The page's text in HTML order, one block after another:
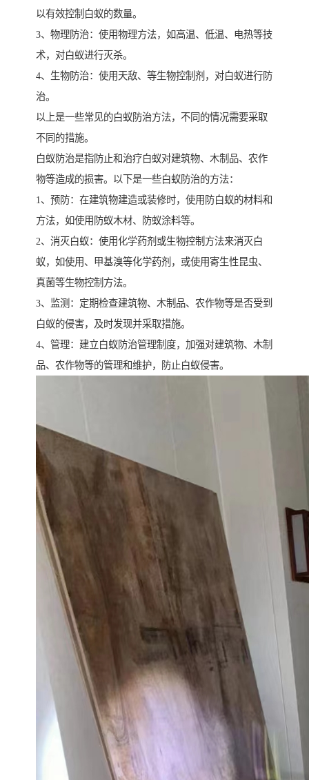
以有效控制白蚁的数量。
3、物理防治：使用物理方法，如高温、低温、电热等技
术，对白蚁进行灭杀。
4、生物防治：使用天敌、等生物控制剂，对白蚁进行防
治。
以上是一些常见的白蚁防治方法，不同的情况需要采取
不同的措施。
白蚁防治是指防止和治疗白蚁对建筑物、木制品、农作
物等造成的损害。以下是一些白蚁防治的方法：
1、预防：在建筑物建造或装修时，使用防白蚁的材料和
方法，如使用防蚁木材、防蚁涂料等。
2、消灭白蚁：使用化学药剂或生物控制方法来消灭白
蚁，如使用、甲基溴等化学药剂，或使用寄生性昆虫、
真菌等生物控制方法。
3、监测：定期检查建筑物、木制品、农作物等是否受到
白蚁的侵害，及时发现并采取措施。
4、管理：建立白蚁防治管理制度，加强对建筑物、木制
品、农作物等的管理和维护，防止白蚁侵害。